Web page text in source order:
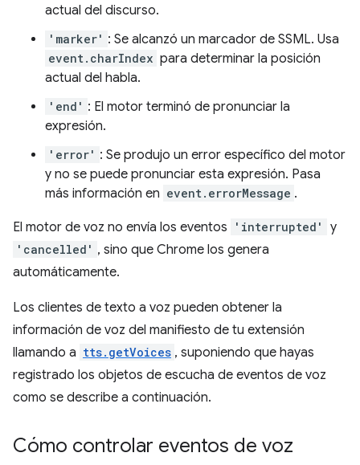
actual del discurso.
'marker' : Se alcanzó un marcador de SSML. Usa
event.charIndex para determinar la posición
actual del habla.
'end' : El motor terminó de pronunciar la
expresión.
'error' : Se produjo un error específico del motor
y no se puede pronunciar esta expresión. Pasa
más información en event.errorMessage .
El motor de voz no envía los eventos 'interrupted' y
'cancelled' , sino que Chrome los genera
automáticamente.
Los clientes de texto a voz pueden obtener la
información de voz del manifiesto de tu extensión
llamando a tts.getVoices , suponiendo que hayas
registrado los objetos de escucha de eventos de voz
como se describe a continuación.
Cómo controlar eventos de voz